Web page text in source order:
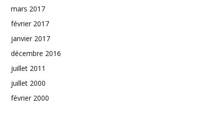
mars 2017
février 2017
janvier 2017
décembre 2016
juillet 2011
juillet 2000
février 2000